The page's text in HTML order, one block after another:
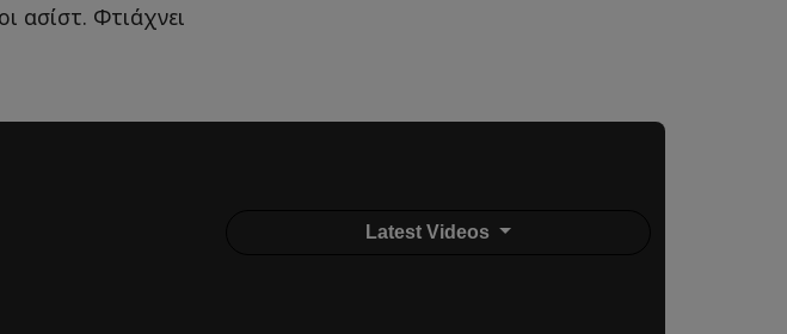
ασίστ. Φτιάχνει
Latest Videos